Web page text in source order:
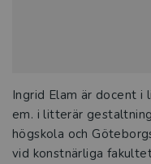
Ingrid Elam är docent
em. i litterär
högskola och
vid konstnärliga